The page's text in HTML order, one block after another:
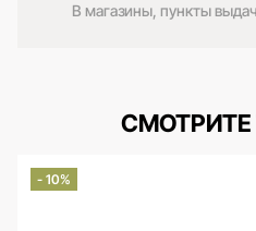
В магазины, пункты
- 10%